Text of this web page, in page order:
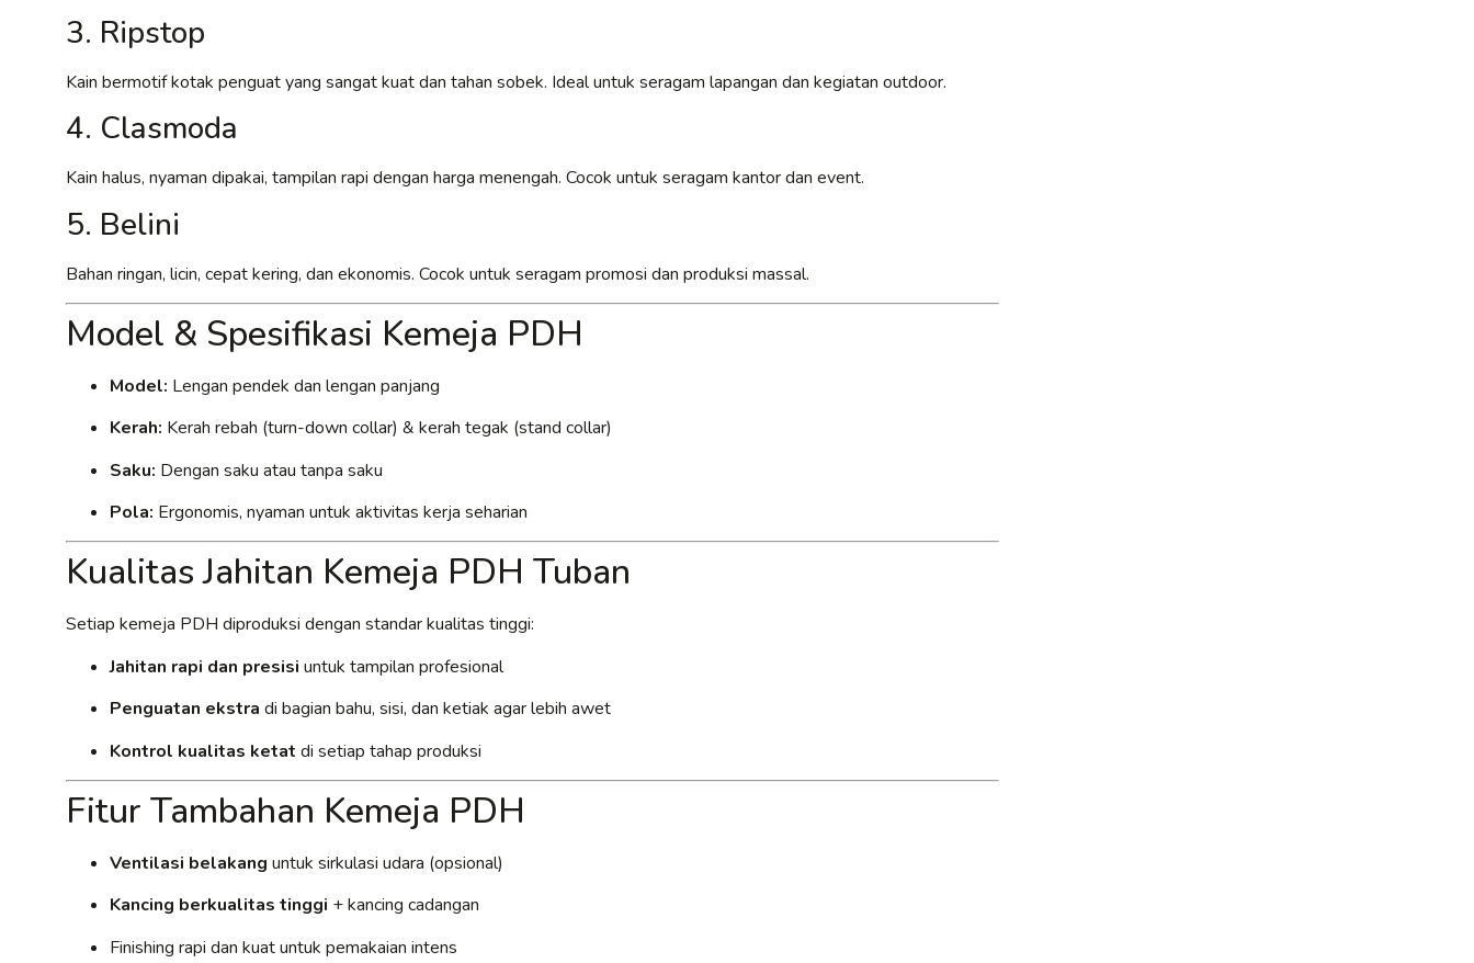
3. Ripstop
Kain bermotif kotak penguat yang sangat kuat dan tahan sobek. Ideal untuk seragam lapangan dan kegiatan outdoor.
4. Clasmoda
Kain halus, nyaman dipakai, tampilan rapi dengan harga menengah. Cocok untuk seragam kantor dan event.
5. Belini
Bahan ringan, licin, cepat kering, dan ekonomis. Cocok untuk seragam promosi dan produksi massal.
Model & Spesifikasi Kemeja PDH
Model: Lengan pendek dan lengan panjang
Kerah: Kerah rebah (turn-down collar) & kerah tegak (stand collar)
Saku: Dengan saku atau tanpa saku
Pola: Ergonomis, nyaman untuk aktivitas kerja seharian
Kualitas Jahitan Kemeja PDH Tuban
Setiap kemeja PDH diproduksi dengan standar kualitas tinggi:
Jahitan rapi dan presisi untuk tampilan profesional
Penguatan ekstra di bagian bahu, sisi, dan ketiak agar lebih awet
Kontrol kualitas ketat di setiap tahap produksi
Fitur Tambahan Kemeja PDH
Ventilasi belakang untuk sirkulasi udara (opsional)
Kancing berkualitas tinggi + kancing cadangan
Finishing rapi dan kuat untuk pemakaian intens